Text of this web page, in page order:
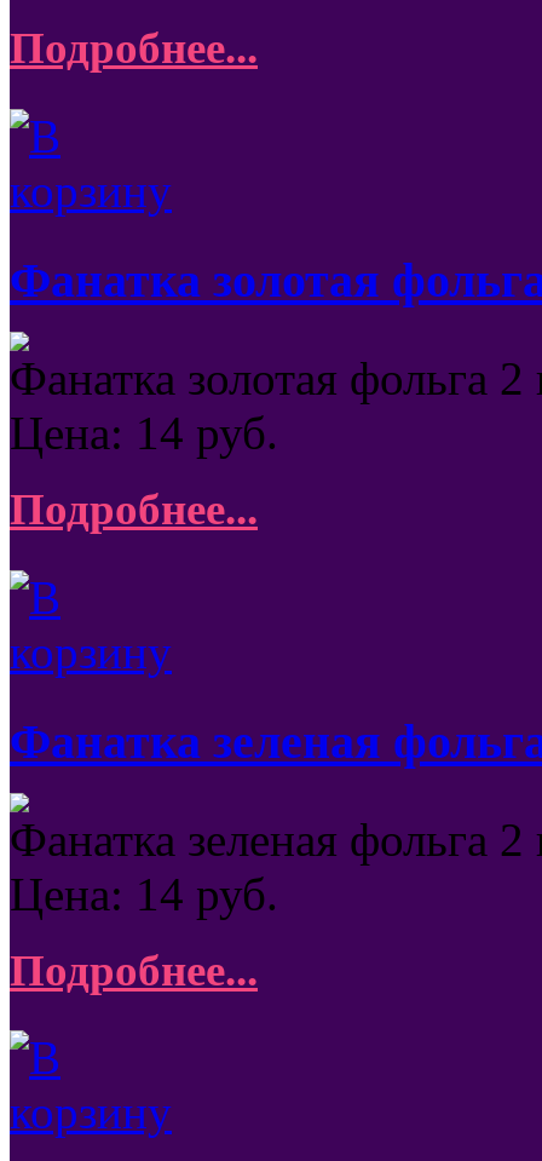
Подробнее...
Фанатка золотая
Фанатка золотая фольга
Цена: 14 руб.
Подробнее...
Фанатка зеленая
Фанатка зеленая фольга
Цена: 14 руб.
Подробнее...